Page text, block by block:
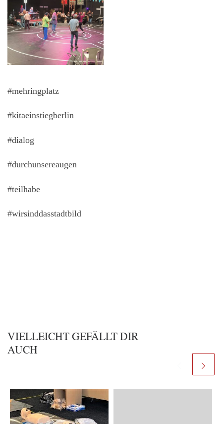
#mehringplatz
#kitaeinstiegberlin
#dialog
#durchunsereaugen
#teilhabe
#wirsinddasstadtbild
VIELLEICHT GEFÄLLT DIR
AUCH